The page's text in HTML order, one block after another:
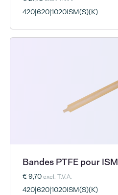
420|620|1020ISM(S)(K)
Bandes PTFE pour ISM
€ 9,70excl. T.V.A.
420|620|1020ISM(S)(K)